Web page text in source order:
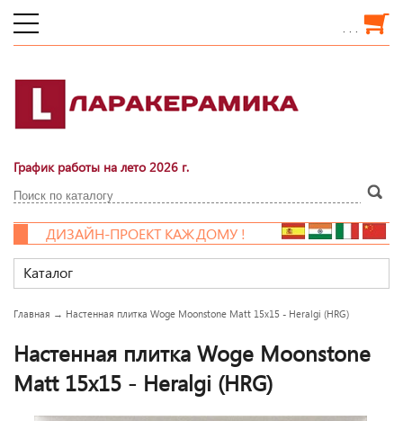
. . .
График работы на лето 2026 г.
ДИЗАЙН-ПРОЕКТ КАЖДОМУ !
Каталог
Главная → Настенная плитка Woge Moonstone Matt 15x15 - Heralgi (HRG)
Настенная плитка Woge Moonstone
Matt 15x15 - Heralgi (HRG)